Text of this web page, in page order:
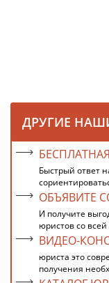
ДРУГИЕ
Быстрый ответ
ОБЪЯВИТЕ
И получите
юристов со
ВИДЕО-
юриста это
получения